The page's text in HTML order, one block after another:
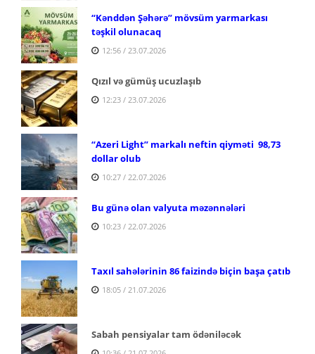
“Kənddən Şəhərə” mövsüm yarmarkası
təşkil olunacaq
12:56 / 23.07.2026
Qızıl və gümüş ucuzlaşıb
12:23 / 23.07.2026
“Azeri Light” markalı neftin qiyməti 98,73
dollar olub
10:27 / 22.07.2026
Bu günə olan valyuta məzənnələri
10:23 / 22.07.2026
Taxıl sahələrinin 86 faizində biçin başa çatıb
18:05 / 21.07.2026
Sabah pensiyalar tam ödəniləcək